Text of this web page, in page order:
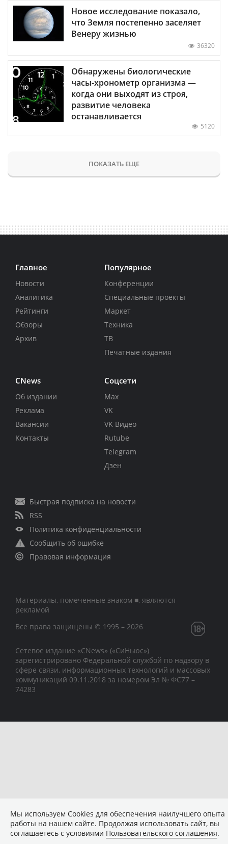
Новое исследование показало,
что Земля постепенно заселяет
Венеру жизнью
36320
Обнаружены биологические
часы-хронометр организма —
когда они выходят из строя,
развитие человека
останавливается
5120
ПОКАЗАТЬ ЕЩЕ
Главное
Новости
Аналитика
Рейтинги
Обзоры
Архив
Популярное
Конференции
Специальные проекты
Маркет
Техника
ТВ
Печатные издания
CNews
Об издании
Реклама
Вакансии
Контакты
Соцсети
Max
VK
VK Видео
Rutube
Telegram
Дзен
Быстрая подписка на новости
RSS
Политика конфиденциальности
Сообщить об ошибке
Правовая информация
Материалы, помеченные знаком ■, являются
рекламой
Все права защищены © 1995 – 2026
Сетевое издание «CNews» («СиНьюс»)
зарегистрировано Федеральной службой по надзору в
сфере связи, информационных технологий и массовых
коммуникаций 09.11.2018 за номером Эл № ФС77 –
74283
Мы используем Сookies для обеспечения наилучшего опыта
работы на нашем сайте. Продолжая использовать сайт, вы
соглашаетесь с условиями Пользовательского соглашения.